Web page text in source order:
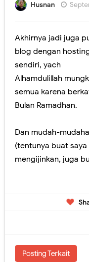
Peluncuran
Yuk! Simak Cara
Panduan Pemilihan
Ada yang
Sosialisasi Asesmen
Peresmian Kebijakan
Pelatihan
Panduan Penilaian SMA
Husnan
Akhirnya jadi juga
blog dengan
sendiri, yach
Alhamdulillah
semua karena
Bulan Ramadhan.
Dan mudah-
(tentunya buat
mengijinkan, juga
Posting Terkait